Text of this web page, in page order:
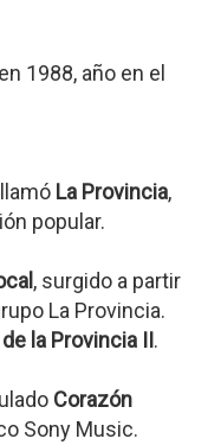
en 1988, año en el
La Provincia,
popular.
, surgido a partir
La Provincia.
la Provincia II.
Corazón
Sony Music.